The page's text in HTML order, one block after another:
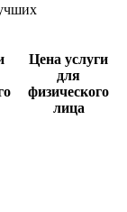
Цена услуги
для
физического
лица